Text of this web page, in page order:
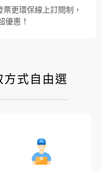
更環保線上訂閱制，
優惠！
方式自由選